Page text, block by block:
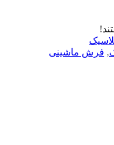
, فرش ماشینی